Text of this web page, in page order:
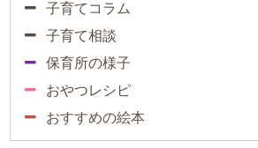
子育てコラム
子育て相談
保育所の様子
おやつレシピ
おすすめの絵本